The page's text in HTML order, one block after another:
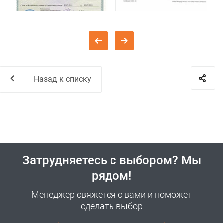
Назад к списку
Затрудняетесь с выбором? Мы
рядом!
Менеджер свяжется с вами и поможет
сделать выбор